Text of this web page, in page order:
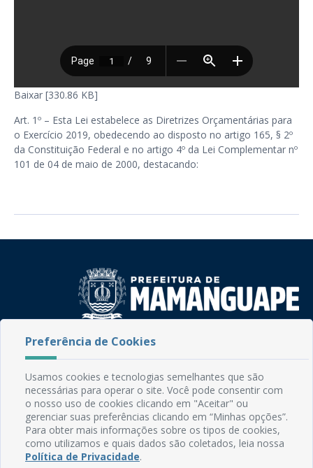
Baixar [330.86 KB]
Art. 1º – Esta Lei estabelece as Diretrizes Orçamentárias para
o Exercício 2019, obedecendo ao disposto no artigo 165, § 2º
da Constituição Federal e no artigo 4º da Lei Complementar nº
101 de 04 de maio de 2000, destacando:
Rua do Imperador, 78, Centro
CEP: 58.280-000 - Mamanguape/PB
Fone: (83) 3292-2246
Email: comunicacao@mamanguape.pb.gov.br
Expediente: Segunda à Sexta, das 08h às 13h
Mapa do Site
Perguntas frequentes
Preferência de Cookies
Usamos cookies e tecnologias semelhantes que são
necessárias para operar o site. Você pode consentir com
o nosso uso de cookies clicando em "Aceitar" ou
gerenciar suas preferências clicando em “Minhas opções”.
Para obter mais informações sobre os tipos de cookies,
como utilizamos e quais dados são coletados, leia nossa
Política de Privacidade.